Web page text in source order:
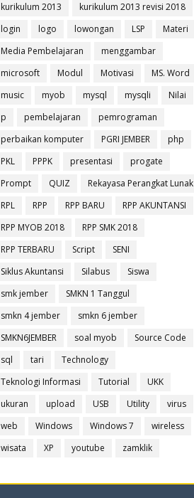
kurikulum 2013
kurikulum 2013 revisi 2018
login
logo lowongan LSP
Materi
Media Pembelajaran
menggambar
microsoft
Modul Motivasi
MS. Word
music
myob mysql mysqli
Nilai
p
pembelajaran
pemrograman
perbaikan komputer
PGRI JEMBER
php
PKL
PPPK presentasi
progate
Prompt
QUIZ
Rekayasa Perangkat Lunak
RPL
RPP RPP BARU
RPP AKUNTANSI
RPP MYOB 2018
RPP SMK 2018
RPP TERBARU
Script
SENI
Siklus Akuntansi
Silabus
Siswa
smk jember
SMKN 1 Tanggul
smkn 4 jember
smkn 6 jember
SMKN6JEMBER
soal myob
Source Code
sql
tari
Technology
Teknologi Informasi
Tutorial
UKK
ukuran
upload USB Utility
virus
web
Windows Windows 7
wireless
wisata
XP youtube zamklik